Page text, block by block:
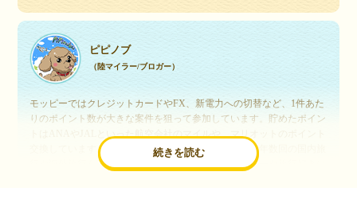
続きを読む
ピピノブ
（陸マイラー/ブロガー）
モッピーではクレジットカードやFX、新電力への切替など、1件あた
りのポイント数が大きな案件を狙って参加しています。貯めたポイン
交換しています。このようにすることで、ほぼ無料で年数回の国内旅
行や海外旅行を実現しています。モッピーは陸マイラーや旅行好きに